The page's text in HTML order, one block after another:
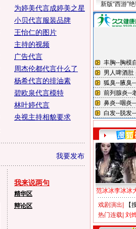
为婷美代言成婷美之星
小贝代言服装品牌
王怡仁的图片
主持的视频
广告代言
周杰伦都代言什么了
杨希代言的排油素
碧欧泉代言模特
林叶婷代言
央视主持相貌要求
我要发布
我来说两句
精华区
辩论区
新版“西游”
范冰冰李冰冰
戏剧演出
【
热门连载 刘